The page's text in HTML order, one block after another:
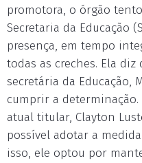
promotora, o órgão
Secretaria da Educação
presença, em tempo
todas as creches. Ela diz
secretária da Educação,
cumprir a determinação.
atual titular, Clayton
possível adotar a
isso, ele optou por